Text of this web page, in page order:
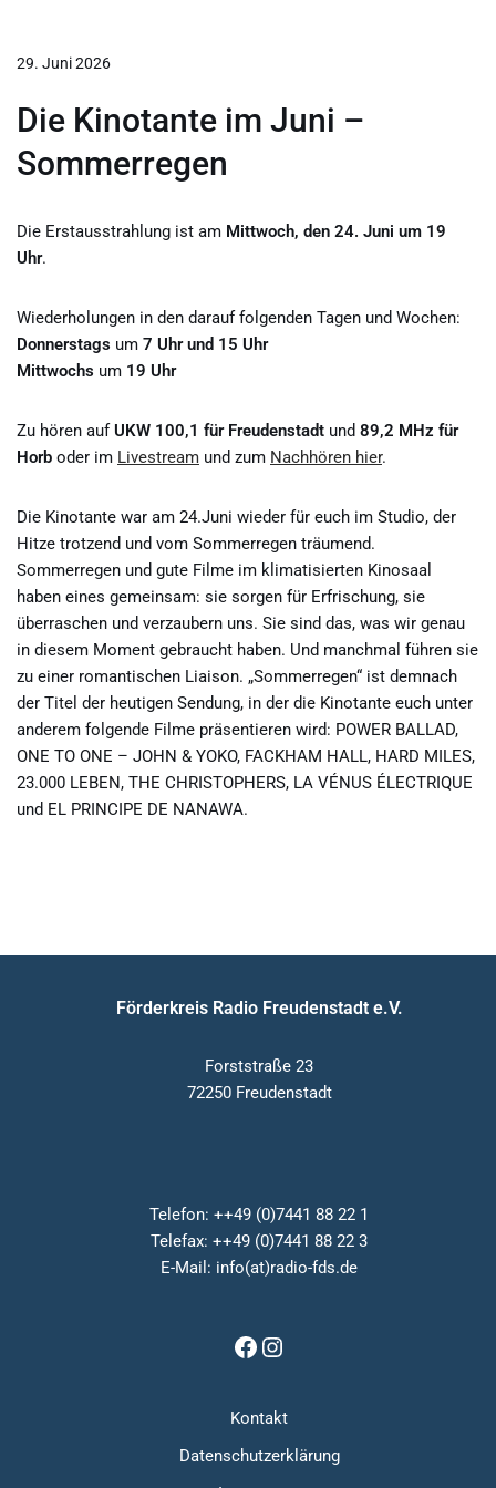
29. Juni 2026
Die Kinotante im Juni –
Sommerregen
Die Erstausstrahlung ist am Mittwoch, den 24. Juni um 19
Uhr.
Wiederholungen in den darauf folgenden Tagen und Wochen:
Donnerstags um 7 Uhr und 15 Uhr
Mittwochs um 19 Uhr
Zu hören auf UKW 100,1 für Freudenstadt und 89,2 MHz für
Horb oder im Livestream und zum Nachhören hier.
Die Kinotante war am 24.Juni wieder für euch im Studio, der
Hitze trotzend und vom Sommerregen träumend.
Sommerregen und gute Filme im klimatisierten Kinosaal
haben eines gemeinsam: sie sorgen für Erfrischung, sie
überraschen und verzaubern uns. Sie sind das, was wir genau
in diesem Moment gebraucht haben. Und manchmal führen sie
zu einer romantischen Liaison. „Sommerregen“ ist demnach
der Titel der heutigen Sendung, in der die Kinotante euch unter
anderem folgende Filme präsentieren wird: POWER BALLAD,
ONE TO ONE – JOHN & YOKO, FACKHAM HALL, HARD MILES,
23.000 LEBEN, THE CHRISTOPHERS, LA VÉNUS ÉLECTRIQUE
und EL PRINCIPE DE NANAWA.
Förderkreis Radio Freudenstadt e.V.
Forststraße 23
72250 Freudenstadt
Telefon: ++49 (0)7441 88 22 1
Telefax: ++49 (0)7441 88 22 3
E-Mail: info(at)radio-fds.de
Kontakt
Datenschutzerklärung